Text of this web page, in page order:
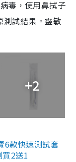
毒，使用鼻拭子
測試結果。靈敏
+2
6款快速測試套
2送1